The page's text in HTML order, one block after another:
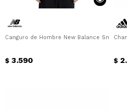
Canguro de Hombre New Balance Small
$ 3.590 $